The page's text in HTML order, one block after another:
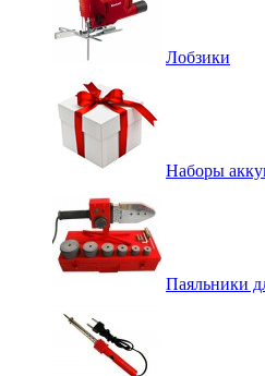
Лобзики
Наборы
Паяльники